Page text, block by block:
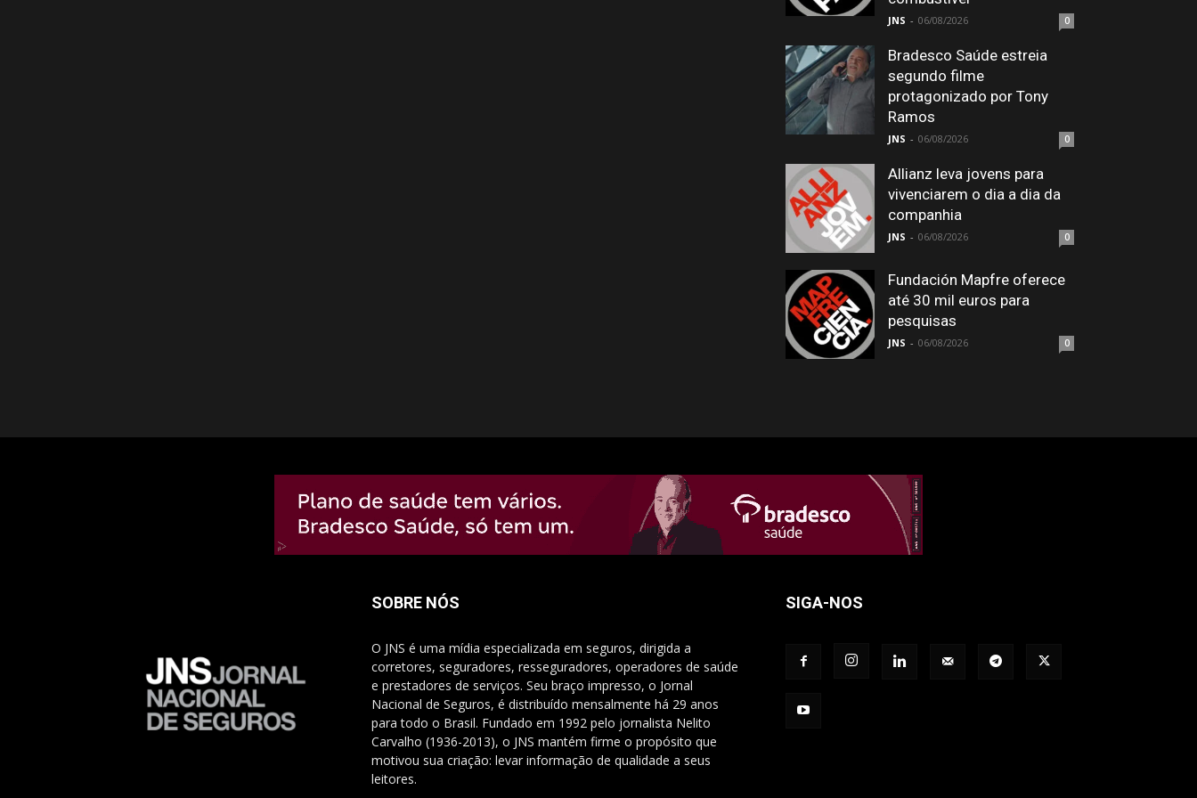
JNS - 06/08/2026 0
Bradesco Saúde estreia
segundo filme
protagonizado por Tony
Ramos
JNS - 06/08/2026 0
Allianz leva jovens para
vivenciarem o dia a dia da
companhia
JNS - 06/08/2026 0
Fundación Mapfre oferece
até 30 mil euros para
pesquisas
JNS - 06/08/2026 0
SOBRE NÓS
O JNS é uma mídia especializada em seguros, dirigida a
corretores, seguradores, resseguradores, operadores de saúde
e prestadores de serviços. Seu braço impresso, o Jornal
Nacional de Seguros, é distribuído mensalmente há 29 anos
para todo o Brasil. Fundado em 1992 pelo jornalista Nelito
Carvalho (1936-2013), o JNS mantém firme o propósito que
motivou sua criação: levar informação de qualidade a seus
leitores.
SIGA-NOS